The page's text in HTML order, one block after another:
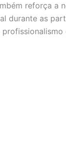
reforça a
durante as